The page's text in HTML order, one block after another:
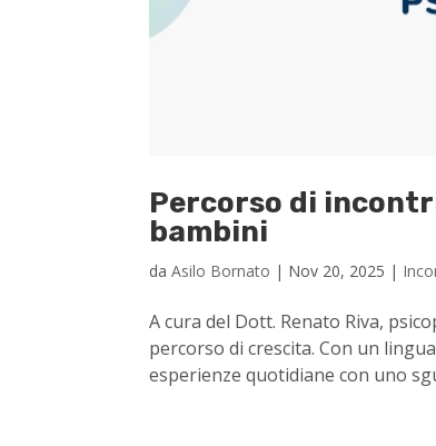
Percorso di
bambini
daAsilo Bornato | Nov 20, 2025 |
A cura del Dott. Renato Riva,
percorso di crescita. Con un
esperienze quotidiane con uno